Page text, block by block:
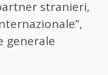
stranieri,
generale